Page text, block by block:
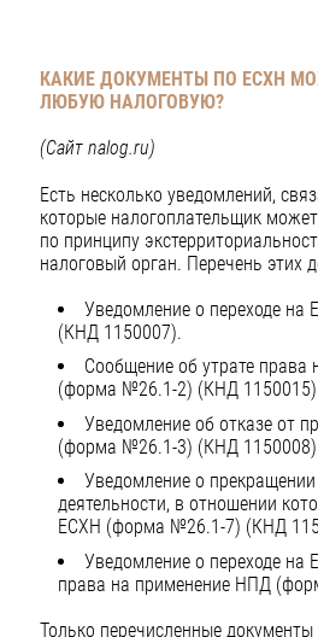
КАКИЕ ДОКУМЕНТЫ ПО ЕСХН
ЛЮБУЮ НАЛОГОВУЮ?
(Сайт nalog.ru)
Есть несколько уведомлений,
которые налогоплательщик
по принципу
налоговый орган. Перечень этих
Уведомление о переходе
(КНД 1150007).
Сообщение об утрате права
(форма №26.1-2) (КНД
Уведомление об отказе от
(форма №26.1-3) (КНД
Уведомление о
деятельности, в отношении
ЕСХН (форма №26.1-7) (КНД
Уведомление о переходе на
права на применение НПД
Только перечисленные